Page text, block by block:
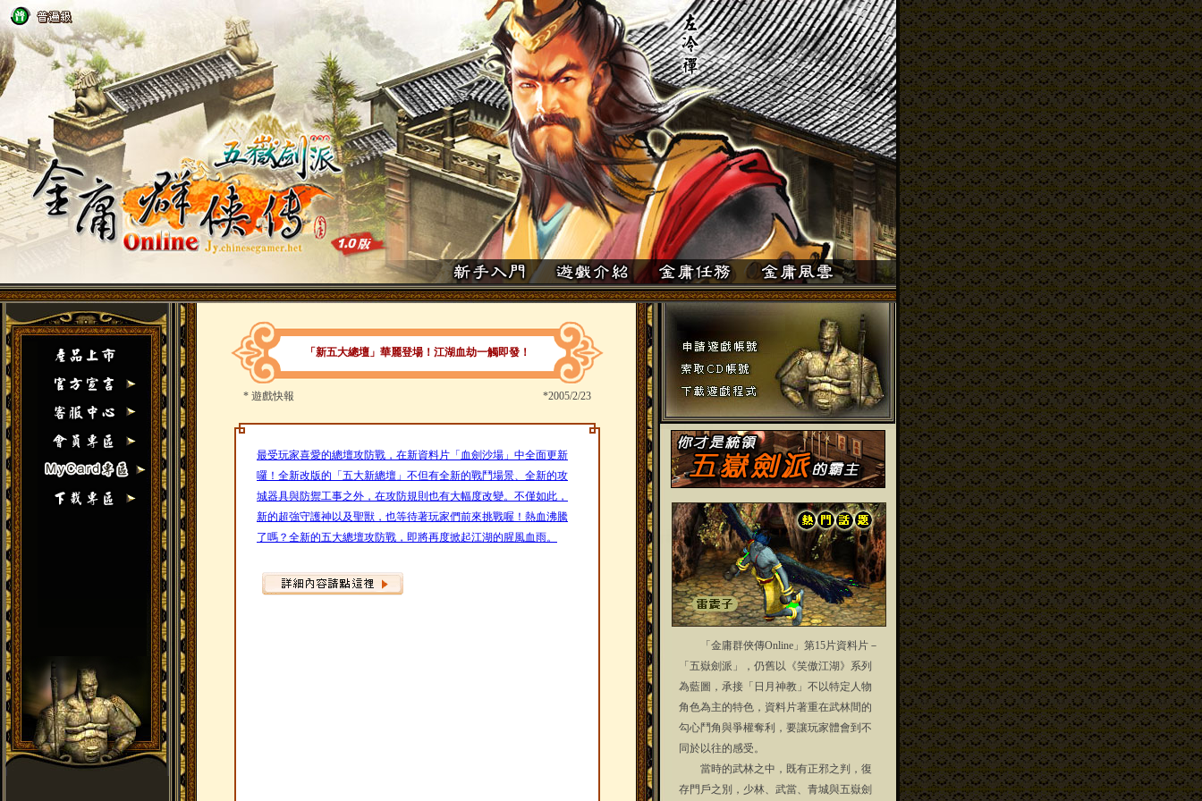
「新五大總壇」華麗登場！江湖血劫一觸即發！
* 遊戲快報 *2005/2/23
最受玩家喜愛的總壇攻防戰，在新資料片「血劍沙場」中全面更新
囉！全新改版的「五大新總壇」不但有全新的戰鬥場景、全新的攻
城器具與防禦工事之外，在攻防規則也有大幅度改變。不僅如此，
新的超強守護神以及聖獸，也等待著玩家們前來挑戰喔！熱血沸騰
了嗎？全新的五大總壇攻防戰，即將再度掀起江湖的腥風血雨。
「金庸群俠傳Online」第15片資料片－
「五嶽劍派」，仍舊以《笑傲江湖》系列
為藍圖，承接「日月神教」不以特定人物
角色為主的特色，資料片著重在武林間的
勾心鬥角與爭權奪利，要讓玩家體會到不
同於以往的感受。
當時的武林之中，既有正邪之判，復
存門戶之別，少林、武當、青城與五嶽劍